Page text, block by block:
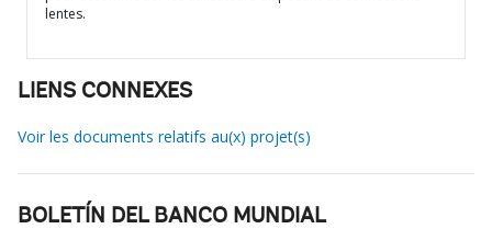
lentes.
LIENS CONNEXES
Voir les documents relatifs au(x) projet(s)
BOLETÍN DEL BANCO MUNDIAL